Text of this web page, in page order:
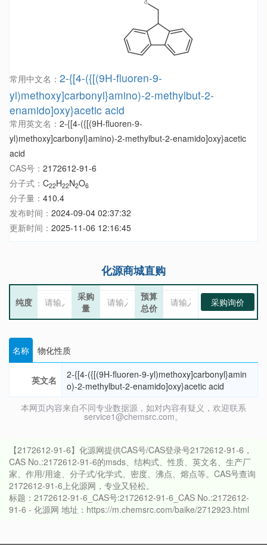
常用中文名： 2-{[4-({[(9H-fluoren-9-
yl)methoxy]carbonyl}amino)-2-methylbut-2-
enamido]oxy}acetic acid
常用英文名： 2-{[4-({[(9H-fluoren-9-
yl)methoxy]carbonyl}amino)-2-methylbut-2-enamido]oxy}acetic
acid
CAS号： 2172612-91-6
分子式： C22H22N2O6
分子量： 410.4
发布时间： 2024-09-04 02:37:32
更新时间： 2025-11-06 12:16:45
化源商城直购
纯度
采购
量
预算
总价
采购询价
名称 物化性质
英文名
2-{[4-({[(9H-fluoren-9-yl)methoxy]carbonyl}amin
o)-2-methylbut-2-enamido]oxy}acetic acid
本网页内容来自不同专业数据源，如对内容有疑义，欢迎联系
service1@chemsrc.com。
【2172612-91-6】化源网提供CAS号/CAS登录号2172612-91-6，
CAS No.:2172612-91-6的msds、结构式、性质、英文名、生产厂
家、作用/用途、分子式/化学式、密度、沸点、熔点等。CAS号查询
2172612-91-6上化源网，专业又轻松。
标题：2172612-91-6_CAS号:2172612-91-6_CAS No.:2172612-
91-6 - 化源网 地址：https://m.chemsrc.com/baike/2712923.html